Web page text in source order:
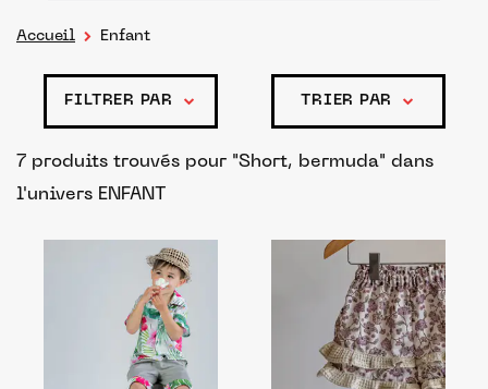
Accueil Enfant
FILTRER PAR TRIER PAR
7 produits trouvés pour "Short, bermuda" dans
l'univers ENFANT